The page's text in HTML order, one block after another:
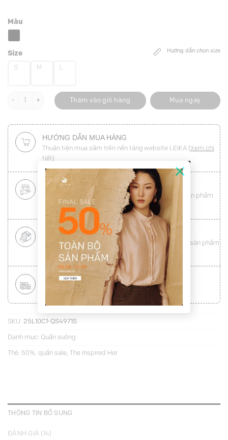
×
Hướng dẫn chọn size
Màu
Size
S M L
Quần suông đai eo ly súp sườn số lượng
Thêm vào giỏ hàng Mua ngay
HƯỚNG DẪN MUA HÀNG
Thuận tiện mua sắm trên nền tảng website LEIKA (Xem chi
tiết)
CHÍNH SÁCH KHÁCH HÀNG THÂN THIẾT
hài lòng toàn vẹn từ sản phẩm
đến dịch vụ ( Xem chi tiết
ĐỔI HÀNG NHANH CHÓNG
Được đổi trả hàng nhanh chóng lên tới15 ngày
cho sản phẩm
Xem chi tiết)
MIỄN PHÍ VẬN CHUYỂN TOÀN QUỐC
Áp dụng với hóa đơn từ 300.000Đ Xem chi tiết
SKU: 25L10C1-QS4971S
Danh mục: Quần suông
Thẻ: 50%, quần sale, The Inspired Her
THÔNG TIN BỔ SUNG
ĐÁNH GIÁ (14)